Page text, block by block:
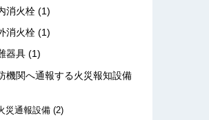
消火栓 (1)
消火栓 (1)
器具 (1)
機関へ通報する火災報知設備
災通報設備 (2)